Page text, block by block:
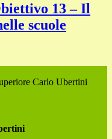
13 – Il
scuole
Carlo Ubertini